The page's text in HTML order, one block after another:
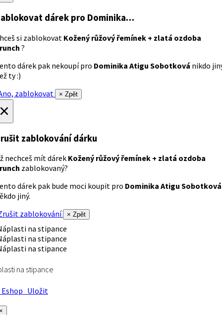
dárek pro Dominika…
si zablokovat Kožený růžový řemínek + zlatá ozdoba
?
dárek pak nekoupí pro Dominika Atigu Sobotková nikdo
ty :)
zablokovat
× Zpět
zablokování dárku
nechceš mít dárek Kožený růžový řemínek + zlatá ozdoba
zablokovaný?
dárek pak bude moci koupit pro Dominika Atigu Sobotková
jiný.
zablokování
× Zpět
na stipance
Uložit